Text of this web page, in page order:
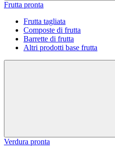
Frutta pronta
Frutta tagliata
Composte di frutta
Barrette di frutta
Altri prodotti base frutta
Verdura pronta